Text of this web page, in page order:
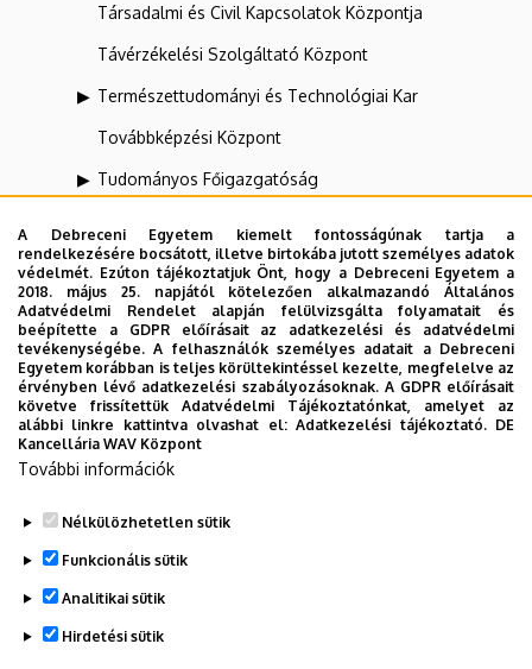
Társadalmi és Civil Kapcsolatok Központja
Távérzékelési Szolgáltató Központ
Természettudományi és Technológiai Kar
Továbbképzési Központ
Tudományos Főigazgatóság
Vállalati Koordinációs Központ
Webportál-, Alkalmazásfejlesztés és VIR Központ
(WAV)
Zeneművészeti Kar
Dolgozói adatmódosítás igénylése a DE
telefonkönyvében
A Debreceni Egyetem kiemelt fontosságúnak tartja a
rendelkezésére bocsátott, illetve birtokába jutott személyes adatok
védelmét. Ezúton tájékoztatjuk Önt, hogy a Debreceni Egyetem a
2018. május 25. napjától kötelezően alkalmazandó Általános
Adatvédelmi Rendelet alapján felülvizsgálta folyamatait és
beépítette a GDPR előírásait az adatkezelési és adatvédelmi
tevékenységébe. A felhasználók személyes adatait a Debreceni
Egyetem korábban is teljes körültekintéssel kezelte, megfelelve az
érvényben lévő adatkezelési szabályozásoknak. A GDPR előírásait
követve frissítettük Adatvédelmi Tájékoztatónkat, amelyet az
alábbi linkre kattintva olvashat el:Adatkezelési tájékoztató. DE
Kancellária WAV Központ
További információk
Nélkülözhetetlen sütik
Funkcionális sütik
Analitikai sütik
Hirdetési sütik